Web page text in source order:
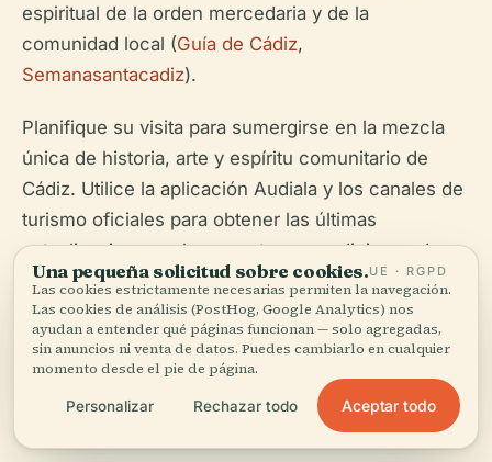
espiritual de la orden mercedaria y de la
comunidad local (Guía de Cádiz,
Semanasantacadiz).
Planifique su visita para sumergirse en la mezcla
única de historia, arte y espíritu comunitario de
Cádiz. Utilice la aplicación Audiala y los canales de
turismo oficiales para obtener las últimas
actualizaciones sobre eventos y condiciones de
visita (Cadiz.es Turismo). Descubra el espíritu
perdurable de Cádiz a través de esta magnífica
iglesia, donde cada piedra y escultura cuenta una
historia.
Una pequeña solicitud sobre cookies.UE · RGPD
Las cookies estrictamente necesarias permiten la navegación.
Las cookies de análisis (PostHog, Google Analytics) nos
ayudan a entender qué páginas funcionan — solo agregadas,
sin anuncios ni venta de datos. Puedes cambiarlo en cualquier
momento desde el pie de página.
Personalizar Rechazar todo Aceptar todo